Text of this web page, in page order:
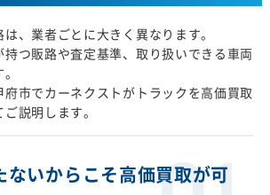
、業者ごとに大きく異なります。
持つ販路や査定基準、取り扱いできる車両
府市でカーネクストがトラックを高価買取
説明します。
ないからこそ高価買取が可